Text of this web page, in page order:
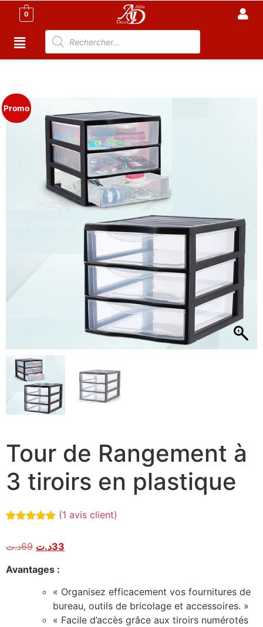
0
Promo
Tour de Rangement à
3 tiroirs en plastique
basé sur
client
(1 avis client)
69د.ت 33د.ت
Avantages :
« Organisez efficacement vos fournitures de
bureau, outils de bricolage et accessoires. »
« Facile d’accès grâce aux tiroirs numérotés